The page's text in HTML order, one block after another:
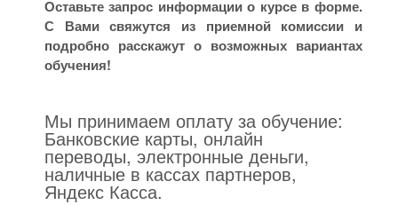
Оставьте запрос информации о курсе в форме.
С Вами свяжутся из приемной комиссии и
подробно расскажут о возможных вариантах
обучения!
Мы принимаем оплату за обучение:
Банковские карты, онлайн
переводы, электронные деньги,
наличные в кассах партнеров,
Яндекс Касса.